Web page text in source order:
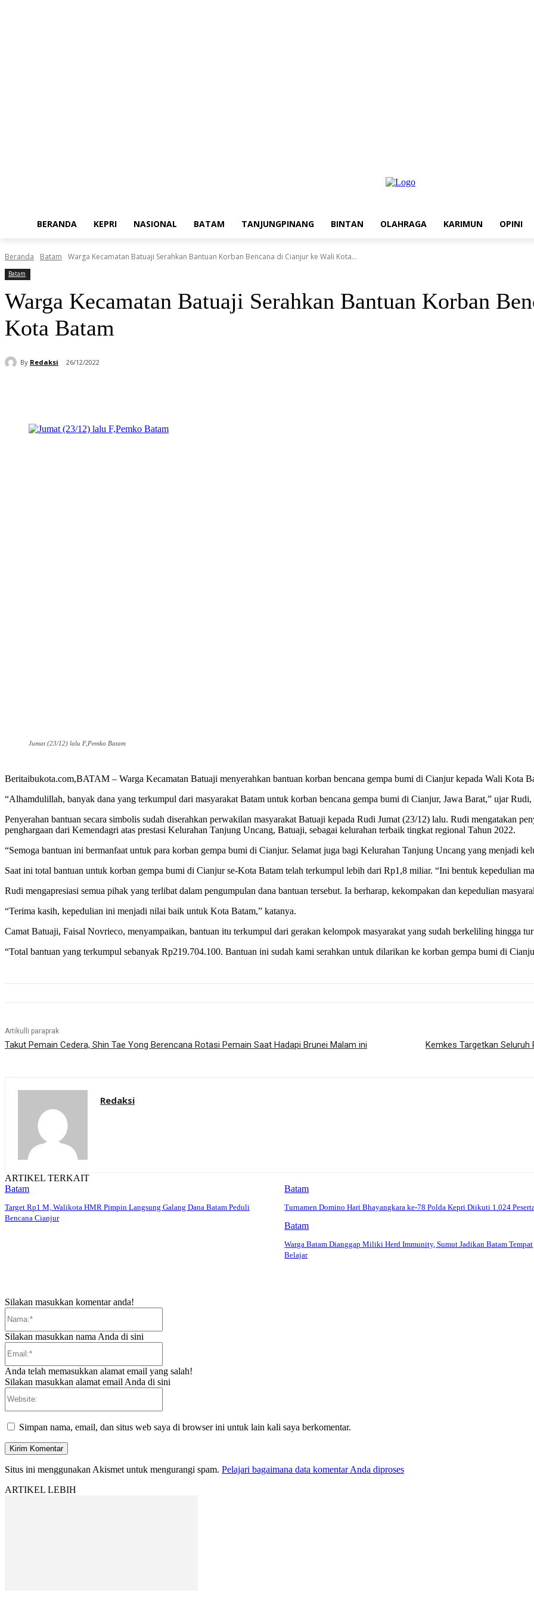
BERANDA KEPRI NASIONAL BATAM TANJUNGPINANG BINTAN OLAHRAGA KARIMUN OPINI
Beranda Batam Warga Kecamatan Batuaji Serahkan Bantuan Korban Bencana di Cianjur ke Wali Kota...
Batam
Warga Kecamatan Batuaji Serahkan Bantuan Korban
Kota Batam
By Redaksi 26/12/2022
Jumat (23/12) lalu F,Pemko Batam
Beritaibukota.com,BATAM – Warga Kecamatan Batuaji menyerahkan bantuan korban bencana gempa bumi di Cianjur kepada Wali Kota
“Alhamdulillah, banyak dana yang terkumpul dari masyarakat Batam untuk korban bencana gempa bumi di Cianjur, Jawa Barat,” ujar
Penyerahan bantuan secara simbolis sudah diserahkan perwakilan masyarakat Batuaji kepada Rudi Jumat (23/12) lalu. Rudi mengatakan
penghargaan dari Kemendagri atas prestasi Kelurahan Tanjung Uncang, Batuaji, sebagai kelurahan terbaik tingkat regional Tahun 2022.
“Semoga bantuan ini bermanfaat untuk para korban gempa bumi di Cianjur. Selamat juga bagi Kelurahan Tanjung Uncang yang menjadi
Saat ini total bantuan untuk korban gempa bumi di Cianjur se-Kota Batam telah terkumpul lebih dari Rp1,8 miliar. “Ini bentuk kepedulian
Rudi mengapresiasi semua pihak yang terlibat dalam pengumpulan dana bantuan tersebut. Ia berharap, kekompakan dan kepedulian
“Terima kasih, kepedulian ini menjadi nilai baik untuk Kota Batam,” katanya.
Camat Batuaji, Faisal Novrieco, menyampaikan, bantuan itu terkumpul dari gerakan kelompok masyarakat yang sudah berkeliling hingga
“Total bantuan yang terkumpul sebanyak Rp219.704.100. Bantuan ini sudah kami serahkan untuk dilarikan ke korban gempa bumi di
Artikulli paraprak
Takut Pemain Cedera, Shin Tae Yong Berencana Rotasi Pemain Saat Hadapi Brunei Malam ini Kemkes Targetkan Seluruh
Redaksi
ARTIKEL TERKAIT
Batam
Target Rp1 M, Walikota HMR Pimpin Langsung Galang Dana Batam Peduli
Bencana Cianjur
Batam
Turnamen Domino Hari Bhayangkara ke-78 Polda Kepri Diikuti 1.024
Batam
Warga Batam Dianggap Miliki Herd Immunity, Sumut Jadikan Batam Tempat
Belajar
Silakan masukkan komentar anda!
Silakan masukkan nama Anda di sini
Anda telah memasukkan alamat email yang salah!
Silakan masukkan alamat email Anda di sini
Simpan nama, email, dan situs web saya di browser ini untuk lain kali saya berkomentar.
Situs ini menggunakan Akismet untuk mengurangi spam. Pelajari bagaimana data komentar Anda diproses
ARTIKEL LEBIH